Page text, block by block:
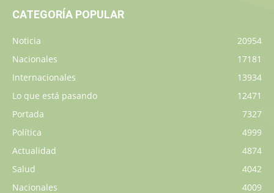
CATEGORÍA POPULAR
Noticia
20954
Nacionales
17181
Internacionales
13934
Lo que está pasando
12471
Portada
7327
Política
4999
Actualidad
4874
Salud
4042
Nacionales
4009